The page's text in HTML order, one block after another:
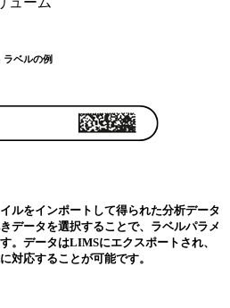
ラベルの例
ルをインポートして得られた分析データ
データを選択することで、ラベルパラメ
。データはLIMSにエクスポートされ、
対応することが可能です。